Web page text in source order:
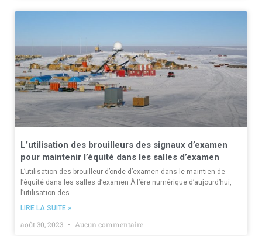
L’utilisation des brouilleurs des signaux d’examen
pour maintenir l’équité dans les salles d’examen
L’utilisation des brouilleur d’onde d’examen dans le maintien de
l’équité dans les salles d’examen À l’ère numérique d’aujourd’hui,
l’utilisation des
LIRE LA SUITE »
août 30, 2023 Aucun commentaire